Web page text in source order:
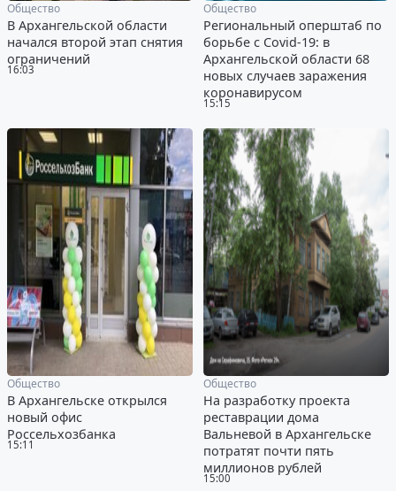
16:03
Общество
В Архангельской области
начался второй этап снятия
ограничений
15:15
Общество
Региональный оперштаб по
борьбе с Covid-19: в
Архангельской области 68
новых случаев заражения
коронавирусом
15:11
Общество
В Архангельске открылся
новый офис
Россельхозбанка
15:00
Общество
На разработку проекта
реставрации дома
Вальневой в Архангельске
потратят почти пять
миллионов рублей